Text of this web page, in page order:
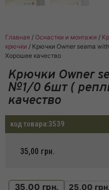
Главная / Оснастки и монтажи /
крючки / Крючки Owner seama
Хорошее качество
Крючки Owner
№1/0 6шт (
качество
код товара:3539
35,00 грн.
35,00 грн. 25,00